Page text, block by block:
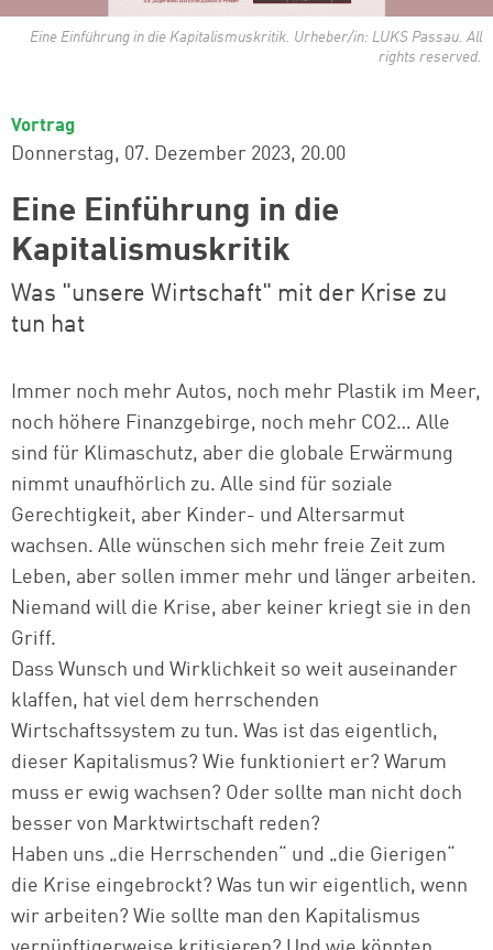
Eine Einführung in die Kapitalismuskritik. Urheber/in: LUKS Passau. All
rights reserved.
Vortrag
Donnerstag, 07. Dezember 2023 20.00
Eine Einführung in die
Kapitalismuskritik
Was "unsere Wirtschaft" mit der Krise zu
tun hat
Immer noch mehr Autos, noch mehr Plastik im Meer,
noch höhere Finanzgebirge, noch mehr CO2… Alle
sind für Klimaschutz, aber die globale Erwärmung
nimmt unaufhörlich zu. Alle sind für soziale
Gerechtigkeit, aber Kinder- und Altersarmut
wachsen. Alle wünschen sich mehr freie Zeit zum
Leben, aber sollen immer mehr und länger arbeiten.
Niemand will die Krise, aber keiner kriegt sie in den
Griff.
Dass Wunsch und Wirklichkeit so weit auseinander
klaffen, hat viel dem herrschenden
Wirtschaftssystem zu tun. Was ist das eigentlich,
dieser Kapitalismus? Wie funktioniert er? Warum
muss er ewig wachsen? Oder sollte man nicht doch
besser von Marktwirtschaft reden?
Haben uns „die Herrschenden“ und „die Gierigen“
die Krise eingebrockt? Was tun wir eigentlich, wenn
wir arbeiten? Wie sollte man den Kapitalismus